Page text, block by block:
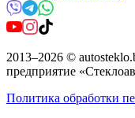
2013–2026 ©
предприятие
Политика обработки